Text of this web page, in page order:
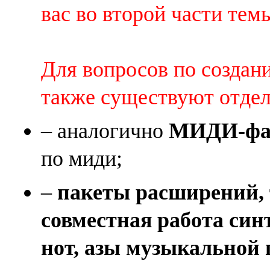
вас во второй части
Для вопросов по
также существуют
– аналогично МИДИ-
по миди;
– пакеты
совместная работа
нот, азы музыкальной